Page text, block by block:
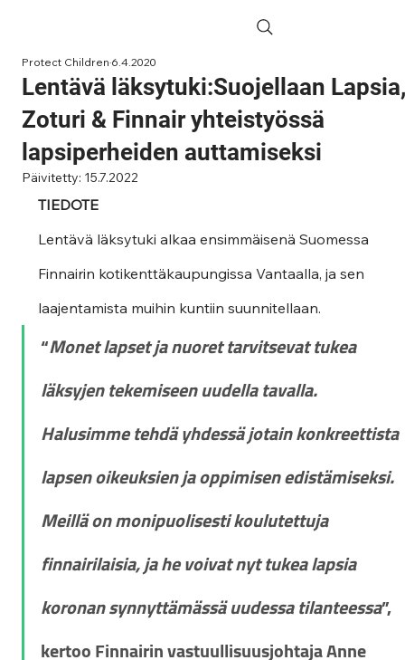
Lentävä läksytuki:Suojellaan
Zoturi & Finnair yhteistyössä
lapsiperheiden auttamiseksi
Protect Children6.4.2020
Päivitetty: 15.7.2022
TIEDOTE
Lentävä läksytuki alkaa ensimmäisenä Suomessa
Finnairin kotikenttäkaupungissa Vantaalla, ja sen
laajentamista muihin kuntiin suunnitellaan.
“Monet lapset ja nuoret tarvitsevat tukea
läksyjen tekemiseen uudella tavalla.
Halusimme tehdä yhdessä jotain konkreettista
lapsen oikeuksien ja oppimisen edistämiseksi.
Meillä on monipuolisesti koulutettuja
finnairilaisia, ja he voivat nyt tukea lapsia
koronan synnyttämässä uudessa tilanteessa”,
kertoo Finnairin vastuullisuusjohtaja Anne